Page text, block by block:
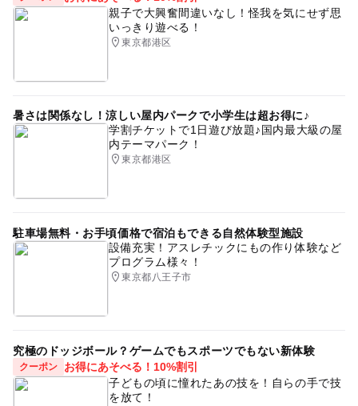
親子で大興奮間違いなし！怪我を気にせず思
いっきり遊べる！
東京都港区
暑さは関係なし！涼しい屋内パークで小学生は超お得に♪
学割チケットで1日遊び放題♪国内最大級の屋
内テーマパーク！
東京都港区
駐車場無料・お手頃価格で宿泊もできる自然体験型施設
設備充実！アスレチックにもの作り体験など
プログラム様々！
東京都八王子市
究極のドッジボール？ゲームでもスポーツでもない新体験
クーポン
お得にあそべる！10%割引
子どもの頃に憧れたあの技を！自らの手で技
を放て！